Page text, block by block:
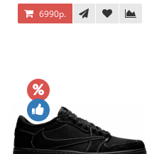
6990р.